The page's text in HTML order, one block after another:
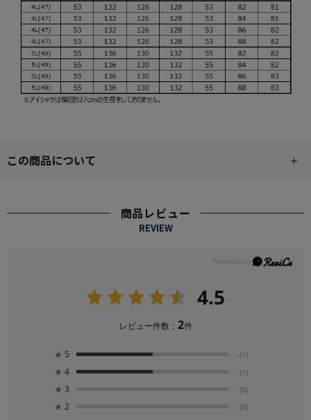
この商品について
商品レビュー
REVIEW
4.5
レビュー件数： 2件
★ 5 (1)
★ 4 (1)
★ 3 (0)
★ 2 (0)